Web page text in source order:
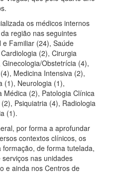
os médicos internos
região nas seguintes
e Familiar (24), Saúde
(2), Cirurgia
Obstetrícia (4),
Medicina Intensiva (2),
(1), Neurologia (1),
Médica (2), Patologia Clínica
Psiquiatria (4), Radiologia
(1).
por forma a aprofundar
contextos clínicos, os
de forma tutelada,
nas unidades
e ainda nos Centros de